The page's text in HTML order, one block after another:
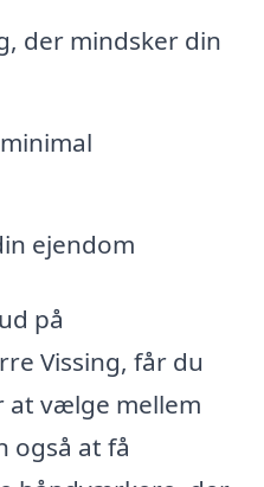
der mindsker din
ejendom
på
Vissing, får du
at vælge mellem
også at få